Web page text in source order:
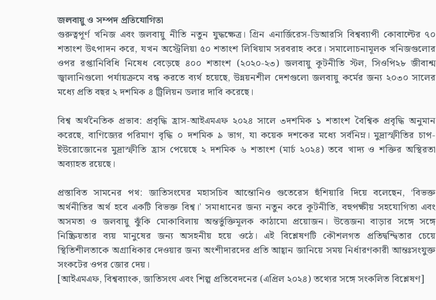
জলবায়ু ও সম্পদ প্রতিযোগিতা
গুরুত্বপূর্ণ খনিজ এবং জলবায়ু নীতি নতুন যুদ্ধক্ষেত্র। গ্রিন এনার্জিরেস-ডিআরসি বিশ্বব্যাপী কোবাল্টের ৭০
শতাংশ উৎপাদন করে, যখন অস্ট্রেলিয়া ৫০ শতাংশ লিথিয়াম সরবরাহ করে। সমালোচনামূলক খনিজগুলোর
ওপর রপ্তানিবিধি নিষেধ বেড়েছে ৪০০ শতাংশ (২০২০-২৩) জলবায়ু কূটনীতি স্টল, সিওপি২৮ জীবাশ্ম
জ্বালানিগুলো পর্যায়ক্রমে বন্ধ করতে ব্যর্থ হয়েছে, উন্নয়নশীল দেশগুলো জলবায়ু কর্মের জন্য ২০৩০ সালের
মধ্যে প্রতি বছর ২ দশমিক ৪ ট্রিলিয়ন ডলার দাবি করেছে।
বিশ্ব অর্থনৈতিক প্রভাব: প্রবৃদ্ধি হ্রাস-আইএমএফ ২০২৪ সালে ৩দশমিক ১ শতাংশ বৈশ্বিক প্রবৃদ্ধি অনুমান
করেছে, বাণিজ্যের পরিমাণ বৃদ্ধি ০ দশমিক ৯ ভাগ, যা কয়েক দশকের মধ্যে সর্বনিম্ন। মুদ্রাস্ফীতির চাপ-
ইউরোজোনের মুদ্রাস্ফীতি হ্রাস পেয়েছে ২ দশমিক ৬ শতাংশ (মার্চ ২০২৪) তবে খাদ্য ও শক্তির অস্থিরতা
অব্যাহত রয়েছে।
প্রস্তাবিত সামনের পথ: জাতিসংঘের মহাসচিব আন্তোনিও গুতেরেস হুঁশিয়ারি দিয়ে বলেছেন, ‘বিভক্ত
অর্থনীতির অর্থ হবে একটি বিভক্ত বিশ্ব।’ সমাধানের জন্য নতুন করে কূটনীতি, বহুপক্ষীয় সহযোগিতা এবং
অসমতা ও জলবায়ু ঝুঁকি মোকাবিলায় অন্তর্ভুক্তিমূলক কাঠামো প্রয়োজন। উত্তেজনা বাড়ার সঙ্গে সঙ্গে
নিষ্ক্রিয়তার ব্যয় মানুষের জন্য অসহনীয় হয়ে ওঠে। এই বিশ্লেষণটি কৌশলগত প্রতিদ্বন্দ্বিতার চেয়ে
স্থিতিশীলতাকে অগ্রাধিকার দেওয়ার জন্য অংশীদারদের প্রতি আহ্বান জানিয়ে সময় নির্ধারণকারী আন্তঃসংযুক্ত
সংকটের ওপর জোর দেয়।
[আইএমএফ, বিশ্বব্যাংক, জাতিসংঘ এবং শিল্প প্রতিবেদনের (এপ্রিল ২০২৪) তথ্যের সঙ্গে সংকলিত বিশ্লেষণ]